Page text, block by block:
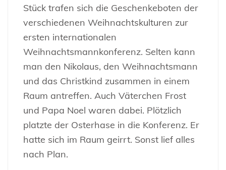
Stück trafen sich die Geschenkeboten der
verschiedenen Weihnachtskulturen zur
ersten internationalen
Weihnachtsmannkonferenz. Selten kann
man den Nikolaus, den Weihnachtsmann
und das Christkind zusammen in einem
Raum antreffen. Auch Väterchen Frost
und Papa Noel waren dabei. Plötzlich
platzte der Osterhase in die Konferenz. Er
hatte sich im Raum geirrt. Sonst lief alles
nach Plan.